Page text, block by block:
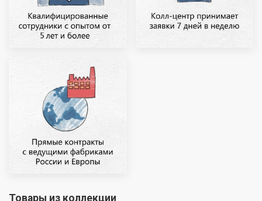
Товары из коллекции